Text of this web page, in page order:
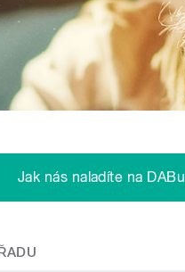
Jak nás naladíte na DABu